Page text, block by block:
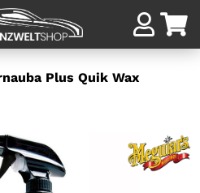
Plus Quik Wax